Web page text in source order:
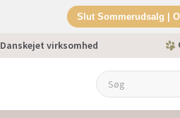
Slut Sommerudsalg |
Danskejet virksomhed